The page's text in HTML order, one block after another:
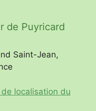
de Puyricard
Saint-Jean,
localisation du